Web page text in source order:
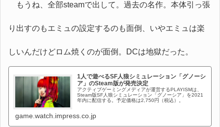
もうね、全部steamで出して。過去の名作。本体引っ張
り出すのもエミュの設定するのも面倒、いやエミュは楽
しいんだけどロム焼くのが面倒。DCは地獄だった。
1人で遊べるSF人狼シミュレーション「グノーシ
ア」のSteam版が発売決定
アクティブゲーミングメディアが運営するPLAYISMは、
Steam版SF人狼シミュレーション「グノーシア」を2021
年内に配信する。予定価格は2,750円（税込）。
game.watch.impress.co.jp